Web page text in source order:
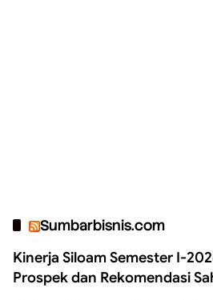
Sumbarbisnis.com
Kinerja Siloam Semester I-
Prospek dan Rekomendasi